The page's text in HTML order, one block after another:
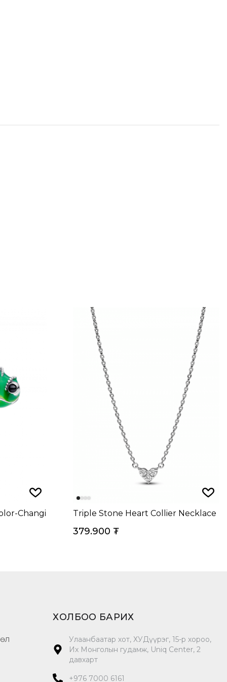
Changing Charm Sterling Silver
Triple Stone Heart Collier Necklace
379.900 ₮
ХОЛБОО БАРИХ
Улаанбаатар хот, ХУДүүрэг, 15-р хороо,
Их Монголын гудамж, Uniq Center, 2
давхарт
+976 7000 6161